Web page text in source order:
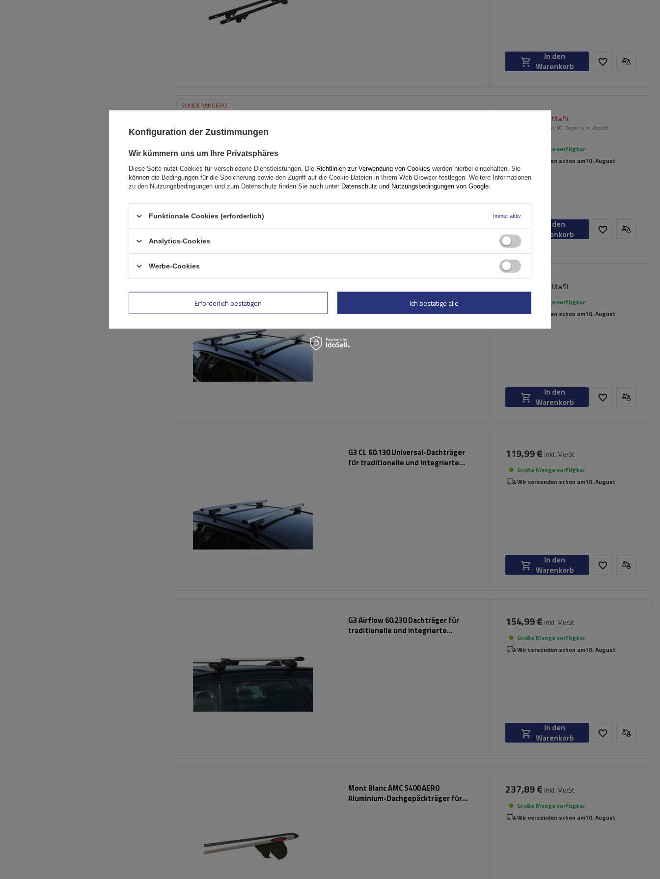
In den
Warenkorb
SONDERANGEBOT
inkl. MwSt
Niedrigster Preis in 30 Tagen vor Rabatt:
Große Menge verfügbar
Wir versenden schon am10. August
In den
Warenkorb
für traditionelle und integrierte
inkl. MwSt
Große Menge verfügbar
Wir versenden schon am10. August
In den
Warenkorb
G3 CL 60.130 Universal-Dachträger
für traditionelle und integrierte
119,99 € inkl. MwSt
Große Menge verfügbar
Wir versenden schon am10. August
In den
Warenkorb
G3 Airflow 60.230 Dachträger für
traditionelle und integrierte
154,99 € inkl. MwSt
Große Menge verfügbar
Wir versenden schon am10. August
In den
Warenkorb
Mont Blanc AMC 5400 AERO
Aluminium-Dachgepäckträger für
237,89 € inkl. MwSt
Große Menge verfügbar
Wir versenden schon am10. August
Konfiguration der Zustimmungen
Wir kümmern uns um Ihre Privatsphäres
Diese Seite nutzt Cookies für verschiedene Dienstleistungen. Die Richtlinien zur Verwendung von Cookies werden hierbei eingehalten. Sie
können die Bedingungen für die Speicherung sowie den Zugriff auf die Cookie-Dateien in Ihrem Web-Browser festlegen. Weitere Informationen
zu den Nutzungsbedingungen und zum Datenschutz finden Sie auch unter Datenschutz und Nutzungsbedingungen von Google
Funktionale Cookies (erforderlich) Immer aktiv
Analytics-Cookies
Werbe-Cookies
Erforderlich bestätigen Ich bestätige alle